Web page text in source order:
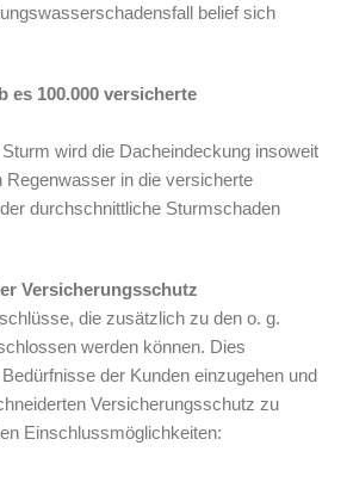
belief sich
es 100.000 versicherte
wird die Dacheindeckung insoweit
Regenwasser in die versicherte
durchschnittliche Sturmschaden
Versicherungsschutz
die zusätzlich zu den o. g.
werden können. Dies
der Kunden einzugehen und
Versicherungsschutz zu
Einschlussmöglichkeiten: